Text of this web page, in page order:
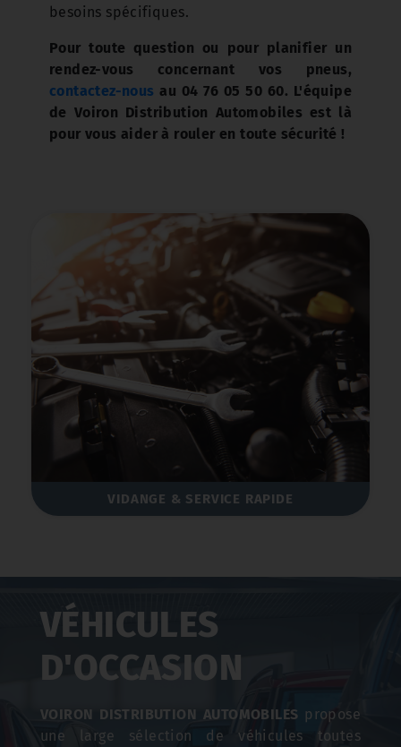
besoins spécifiques.
Pour toute question ou pour planifier un
rendez-vous concernant vos pneus,
contactez-nous au 04 76 05 50 60. L'équipe
de Voiron Distribution Automobiles est là
pour vous aider à rouler en toute sécurité !
VIDANGE & SERVICE RAPIDE
VÉHICULES
D'OCCASION
VOIRON DISTRIBUTION AUTOMOBILES propose
une large sélection de véhicules toutes